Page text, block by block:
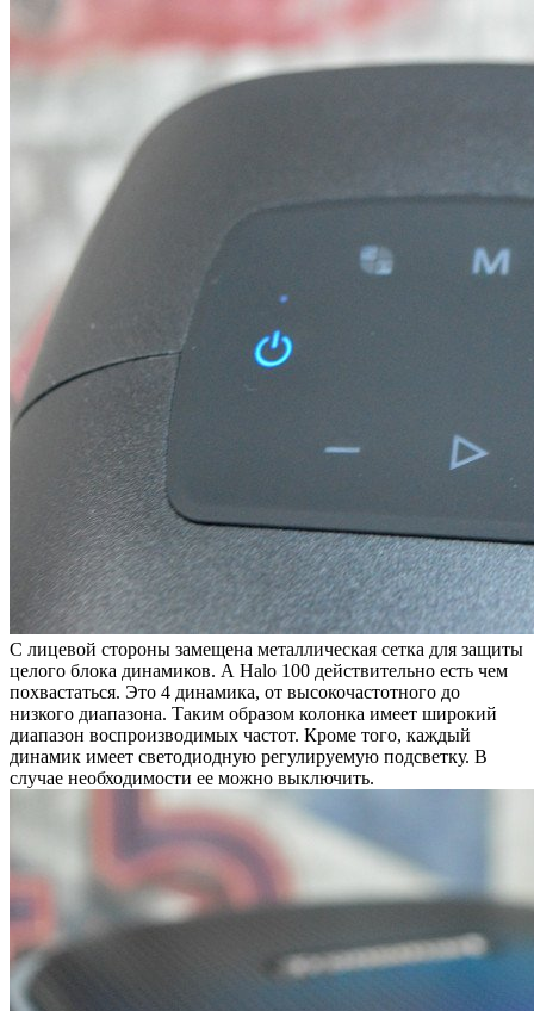
С лицевой стороны замещена металлическая сетка для защиты
целого блока динамиков. А Halo 100 действительно есть чем
похвастаться. Это 4 динамика, от высокочастотного до
низкого диапазона. Таким образом колонка имеет широкий
диапазон воспроизводимых частот. Кроме того, каждый
динамик имеет светодиодную регулируемую подсветку. В
случае необходимости ее можно выключить.